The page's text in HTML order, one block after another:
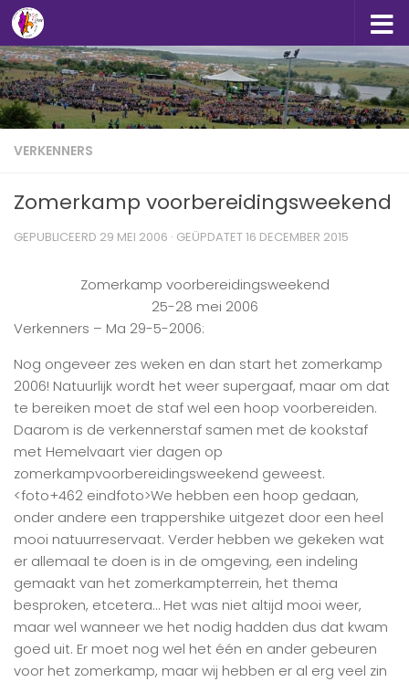
Doorgaan naar inhoud
VERKENNERS
Zomerkamp voorbereidingsweekend
GEPUBLICEERD 29 MEI 2006 · GEÜPDATET16 DECEMBER 2015
Zomerkamp voorbereidingsweekend
25-28 mei 2006
Verkenners – Ma 29-5-2006:
Nog ongeveer zes weken en dan start het zomerkamp
2006! Natuurlijk wordt het weer supergaaf, maar om dat
te bereiken moet de staf wel een hoop voorbereiden.
Daarom is de verkennerstaf samen met de kookstaf
met Hemelvaart vier dagen op
zomerkampvoorbereidingsweekend geweest.
<foto+462 eindfoto>We hebben een hoop gedaan,
onder andere een trappershike uitgezet door een heel
mooi natuurreservaat. Verder hebben we gekeken wat
er allemaal te doen is in de omgeving, een indeling
gemaakt van het zomerkampterrein, het thema
besproken, etcetera… Het was niet altijd mooi weer,
maar wel wanneer we het nodig hadden dus dat kwam
goed uit. Er moet nog wel het één en ander gebeuren
voor het zomerkamp, maar wij hebben er al erg veel zin